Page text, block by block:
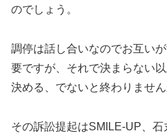
のでしょう。
調停は話し合いなのでお互い
要ですが、それで決まらない
決める、でないと終わりません
その訴訟提起はSMILE-UP、